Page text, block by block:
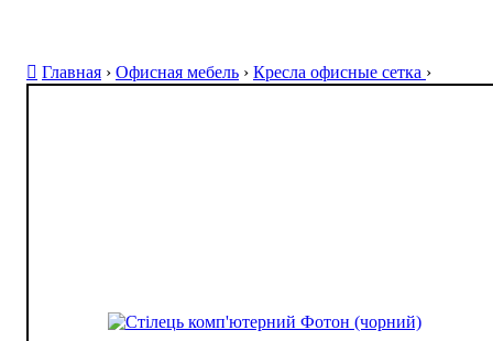
Главная › Офисная мебель › Кресла офисные сетка ›